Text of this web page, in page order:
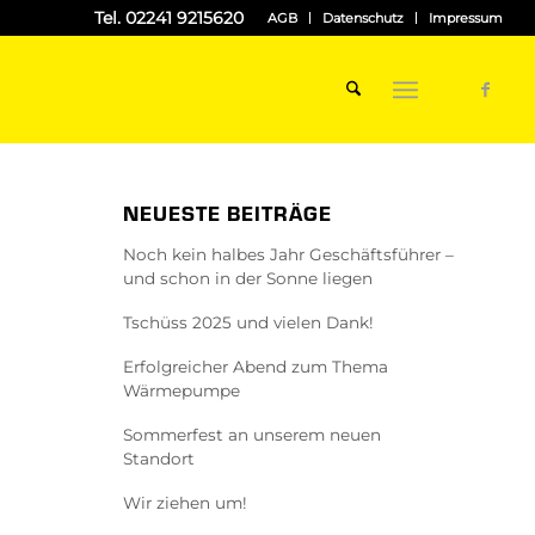
AGB Datenschutz Impressum
Tel. 02241 9215620
NEUESTE BEITRÄGE
Noch kein halbes Jahr Geschäftsführer –
und schon in der Sonne liegen
Tschüss 2025 und vielen Dank!
Erfolgreicher Abend zum Thema
Wärmepumpe
Sommerfest an unserem neuen
Standort
Wir ziehen um!